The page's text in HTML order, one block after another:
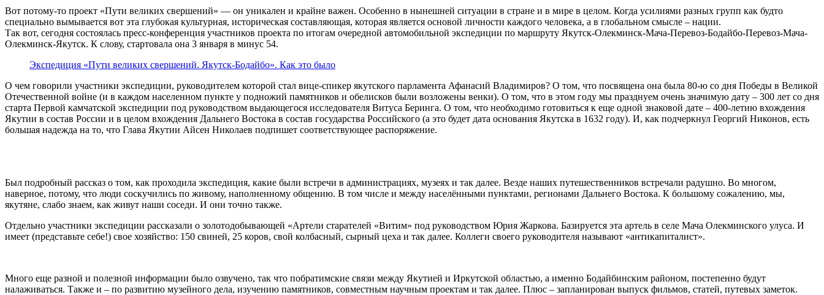
Вот потому-то проект «Пути великих свершений» — он уникален и крайне важен. Особенно в нынешней ситуации в стране и в мире в целом. Когда усилиями разных групп как будто
специально вымывается вот эта глубокая культурная, историческая составляющая, которая является основой личности каждого человека, а в глобальном смысле – нации.
Так вот, сегодня состоялась пресс-конференция участников проекта по итогам очередной автомобильной экспедиции по маршруту Якутск-Олекминск-Мача-Перевоз-Бодайбо-Перевоз-Мача-
Олекминск-Якутск. К слову, стартовала она 3 января в минус 54.
Экспедиция «Пути великих свершений. Якутск-Бодайбо». Как это было
О чем говорили участники экспедиции, руководителем которой стал вице-спикер якутского парламента Афанасий Владимиров? О том, что посвящена она была 80-ю со дня Победы в Великой
Отечественной войне (и в каждом населенном пункте у подножий памятников и обелисков были возложены венки). О том, что в этом году мы празднуем очень значимую дату – 300 лет со дня
старта Первой камчатской экспедиции под руководством выдающегося исследователя Витуса Беринга. О том, что необходимо готовиться к еще одной знаковой дате – 400-летию вхождения
Якутии в состав России и в целом вхождения Дальнего Востока в состав государства Российского (а это будет дата основания Якутска в 1632 году). И, как подчеркнул Георгий Никонов, есть
большая надежда на то, что Глава Якутии Айсен Николаев подпишет соответствующее распоряжение.
Был подробный рассказ о том, как проходила экспедиция, какие были встречи в администрациях, музеях и так далее. Везде наших путешественников встречали радушно. Во многом,
наверное, потому, что люди соскучились по живому, наполненному общению. В том числе и между населёнными пунктами, регионами Дальнего Востока. К большому сожалению, мы,
якутяне, слабо знаем, как живут наши соседи. И они точно также.
Отдельно участники экспедиции рассказали о золотодобывающей «Артели старателей «Витим» под руководством Юрия Жаркова. Базируется эта артель в селе Мача Олекминского улуса. И
имеет (представьте себе!) свое хозяйство: 150 свиней, 25 коров, свой колбасный, сырный цеха и так далее. Коллеги своего руководителя называют «антикапиталист».
Много еще разной и полезной информации было озвучено, так что побратимские связи между Якутией и Иркутской областью, а именно Бодайбинским районом, постепенно будут
налаживаться. Также и – по развитию музейного дела, изучению памятников, совместным научным проектам и так далее. Плюс – запланирован выпуск фильмов, статей, путевых заметок.